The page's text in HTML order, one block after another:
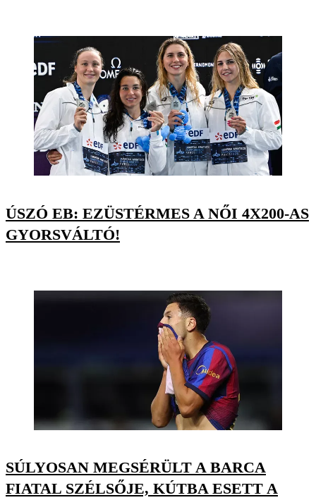
ÚSZÓ EB: EZÜSTÉRMES A NŐI 4X200-AS
GYORSVÁLTÓ!
SÚLYOSAN MEGSÉRÜLT A BARCA
FIATAL SZÉLSŐJE, KÚTBA ESETT A